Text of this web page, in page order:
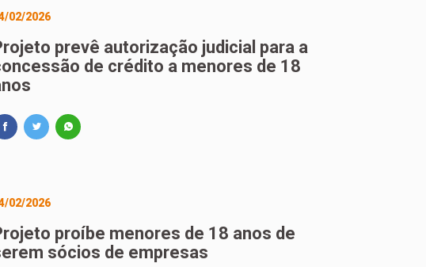
02/2026
prevê autorização judicial para a
de crédito a menores de 18
02/2026
proíbe menores de 18 anos de
sócios de empresas